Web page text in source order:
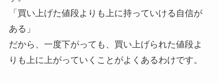
「買い上げた値段よりも上に持っていける自信が
ある」
だから、一度下がっても、買い上げられた値段よ
りも上に上がっていくことがよくあるわけです。